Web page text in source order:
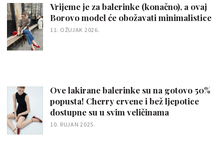
Vrijeme je za balerinke (konačno), a ovaj
Borovo model će obožavati minimalistice
11. OŽUJAK 2026.
Ove lakirane balerinke su na gotovo 50%
popusta! Cherry crvene i bež ljepotice
dostupne su u svim veličinama
10. RUJAN 2025.